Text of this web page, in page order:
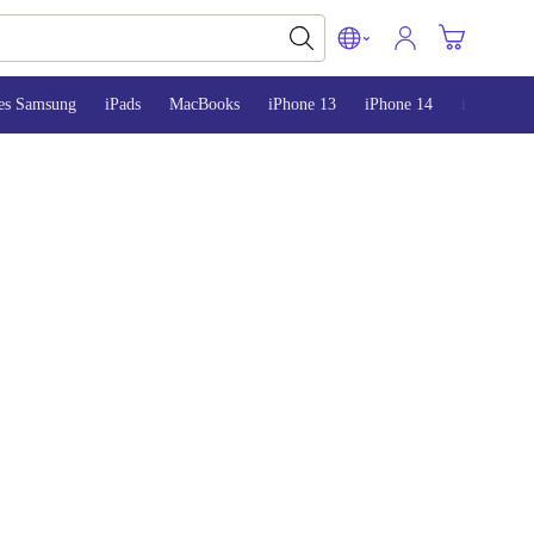
Samsung iPads MacBooks iPhone 13 iPhone 14 iPhone 15